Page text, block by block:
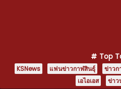
Top
KSNews แฟนข่าวกาฬสินธุ์ ข่าวก
เอไอเอส
ข่าว